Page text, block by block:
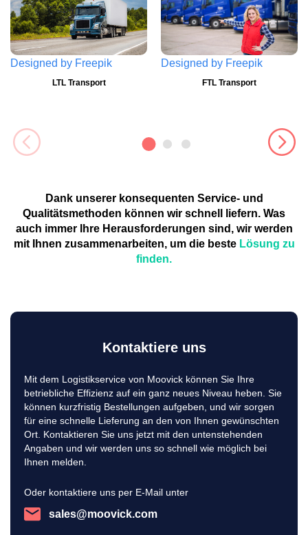
Designed by Freepik
LTL Transport
Designed by Freepik
FTL Transport
Dank unserer konsequenten Service- und
Qualitätsmethoden können wir schnell liefern. Was
auch immer Ihre Herausforderungen sind, wir werden
mit Ihnen zusammenarbeiten, um die beste Lösung zu
finden.
Kontaktiere uns
Mit dem Logistikservice von Moovick können Sie Ihre
betriebliche Effizienz auf ein ganz neues Niveau heben. Sie
können kurzfristig Bestellungen aufgeben, und wir sorgen
für eine schnelle Lieferung an den von Ihnen gewünschten
Ort. Kontaktieren Sie uns jetzt mit den untenstehenden
Angaben und wir werden uns so schnell wie möglich bei
Ihnen melden.
Oder kontaktiere uns per E-Mail unter
sales@moovick.com